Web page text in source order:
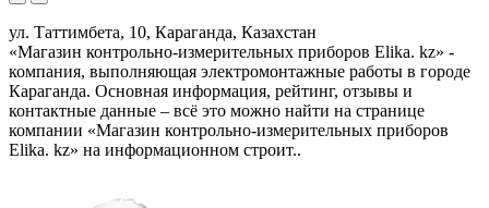
ул. Таттимбета, 10, Караганда, Казахстан
«Магазин контрольно-измерительных приборов Elika. kz» -
компания, выполняющая электромонтажные работы в городе
Караганда. Основная информация, рейтинг, отзывы и
контактные данные – всё это можно найти на странице
компании «Магазин контрольно-измерительных приборов
Elika. kz» на информационном строит..